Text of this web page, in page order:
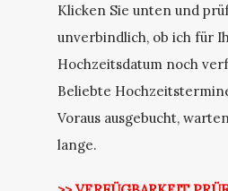
Klicken Sie unten und
unverbindlich, ob ich für
Hochzeitsdatum noch
Beliebte
Voraus ausgebucht,
lange.